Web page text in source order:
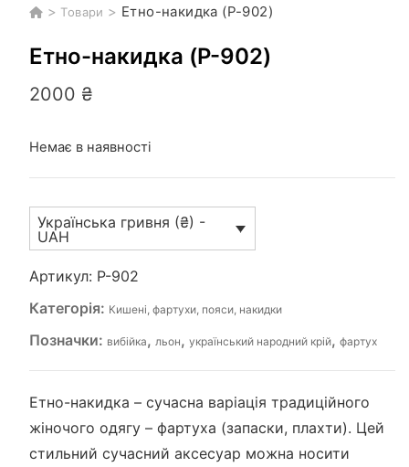
> Товари > Етно-накидка (P-902)
Етно-накидка (P-902)
2000 ₴
Немає в наявності
Українська гривня (₴) -
UAH
Артикул: P-902
Категорія: Кишені, фартухи, пояси, накидки
Позначки: вибійка, льон, український народний крій, фартух
Етно-накидка – сучасна варіація традиційного
жіночого одягу – фартуха (запаски, плахти). Цей
стильний сучасний аксесуар можна носити